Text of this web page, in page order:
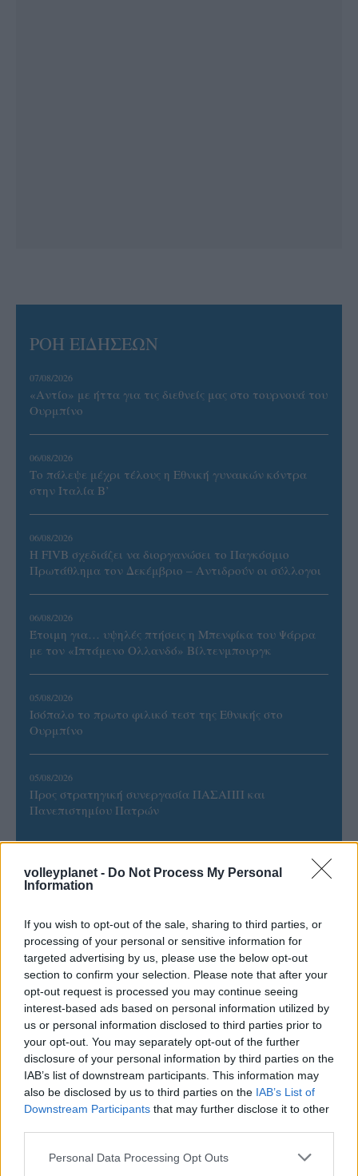
volleyplanet - Do Not Process My Personal
Information
If you wish to opt-out of the sale, sharing to third parties, or
processing of your personal or sensitive information for
targeted advertising by us, please use the below opt-out
section to confirm your selection. Please note that after your
opt-out request is processed you may continue seeing
interest-based ads based on personal information utilized by
us or personal information disclosed to third parties prior to
your opt-out. You may separately opt-out of the further
disclosure of your personal information by third parties on the
IAB’s list of downstream participants. This information may
also be disclosed by us to third parties on the IAB’s List of
Downstream Participants that may further disclose it to other
Please note that this website/app uses one or more Google
Personal Data Processing Opt Outs
ΡΟΗ ΕΙΔΗΣΕΩΝ
07/08/2026
«Αντίο» με ήττα για τις διεθνείς μας στο τουρνουά του
Ουρμπίνο
06/08/2026
Το πάλεψε μέχρι τέλους η Εθνική γυναικών κόντρα
στην Ιταλία Β’
06/08/2026
Η FIVB σχεδιάζει να διοργανώσει το Παγκόσμιο
Πρωτάθλημα τον Δεκέμβριο – Αντιδρούν οι σύλλογοι
06/08/2026
Έτοιμη για… υψηλές πτήσεις η Μπενφίκα του Ψάρρα
με τον «Ιπτάμενο Ολλανδό» Βίλτενμπουργκ
05/08/2026
Ισόπαλο το πρωτο φιλικό τεστ της Εθνικής στο
Ουρμπίνο
05/08/2026
Προς στρατηγική συνεργασία ΠΑΣΑΠΠ και
Πανεπιστημίου Πατρών
ΠΕΝΥ ΡΟΝΤΟΓΙΑΝΝΗ
11/03/2026
Από την Περούτζια του 2000
στο σήμερα: Tο τρίτο
ευρωπαϊκό ραντεβού του
Παναθηναϊκού με την
ιστορία
ΗΛΙΑΣ ΠΑΠΑΪΩΑΝΝΟΥ
Αναγνώριση και σεβασμός